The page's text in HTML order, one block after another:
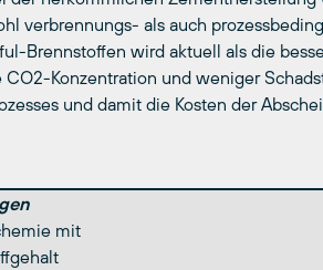
verbrennungs- als auch
Brennstoffen wird aktuell als die
CO2-Konzentration und weniger
und damit die Kosten der
mit